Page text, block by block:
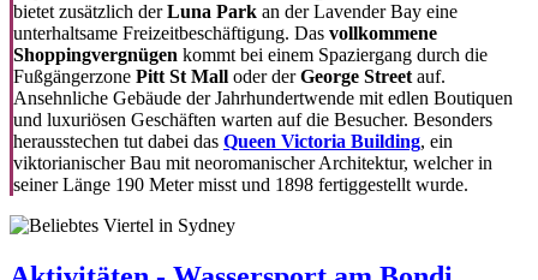
bietet zusätzlich derLuna Park an der Lavender Bay eine
unterhaltsame Freizeitbeschäftigung. Das vollkommene
Shoppingvergnügen kommt bei einem Spaziergang durch die
Fußgängerzone Pitt St Mall oder derGeorge Street auf.
Ansehnliche Gebäude der Jahrhundertwende mit edlen Boutiquen
und luxuriösen Geschäften warten auf die Besucher. Besonders
herausstechen tut dabei das Queen Victoria Building, ein
viktorianischer Bau mit neoromanischer Architektur, welcher in
seiner Länge 190 Meter misst und 1898 fertiggestellt wurde.